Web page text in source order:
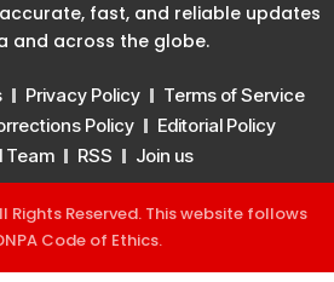
fast, and reliable updates
and across the globe.
Privacy Policy
Terms of Service
Policy
Editorial Policy
Team
RSS Join us
Rights Reserved. This website follows
Code of Ethics.